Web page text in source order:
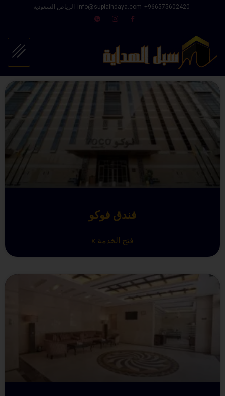
966575602420⁩+
info@suplalhdaya.com الرياض-السعودية
فندق فوكو
فتح الخدمة »